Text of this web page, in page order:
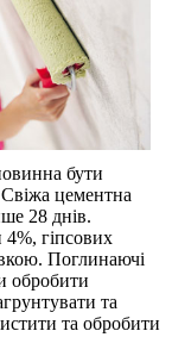
бути
цементна
28 днів.
гіпсових
Поглинаючі
обробити
та
та обробити